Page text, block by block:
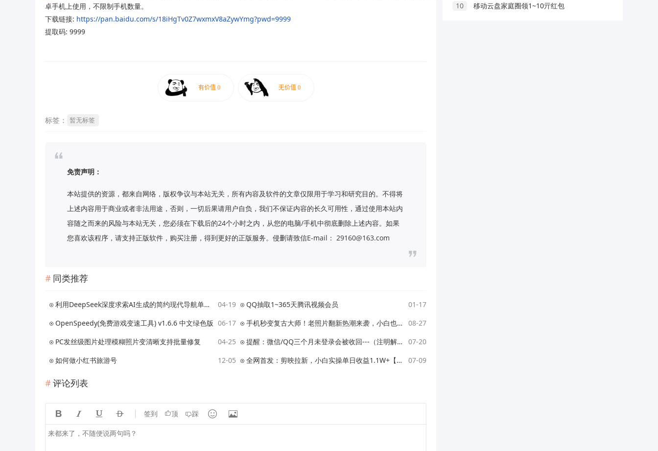
卓手机上使用，不限制手机数量。
下载链接: https://pan.baidu.com/s/18iHgTv0Z7wxmxV8aZywYmg?pwd=9999
提取码: 9999
标签： 暂无标签
免责声明：
本站提供的资源，都来自网络，版权争议与本站无关，所有内容及软件的文章仅限用于学习和研究目的。不得将
上述内容用于商业或者非法用途，否则，一切后果请用户自负，我们不保证内容的长久可用性，通过使用本站内
容随之而来的风险与本站无关，您必须在下载后的24个小时之内，从您的电脑/手机中彻底删除上述内容。如果
您喜欢该程序，请支持正版软件，购买注册，得到更好的正版服务。侵删请致信E-mail： 29160@163.com
同类推荐
利用DeepSeek深度求索AI生成的简约现代导航单页源码 04-19 QQ抽取1~365天腾讯视频会员
01-17
OpenSpeedy(免费游戏变速工具) v1.6.6 中文绿色版 06-17 手机秒变复古大师！老照片翻新热潮来袭，小白也能月赚2W+的秘籍
08-27
PC发丝级图片处理模糊照片变清晰支持批量修复
04-25 提醒：微信/QQ三个月未登录会被收回---（注明解决办法）
07-20
如何做小红书旅游号
12-05 全网首发：剪映拉新，小白实操单日收益1.1W+【附报白渠道】 07-09
评论列表
    签到 顶 踩  
10 移动云盘家庭圈领1~10亓红包